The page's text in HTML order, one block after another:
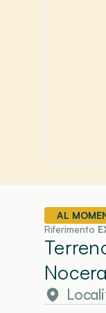
AL
Riferimento